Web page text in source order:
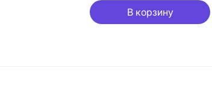
В корзину